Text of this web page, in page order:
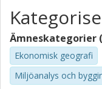
Ämneskategorier
Ekonomisk geografi
Miljöanalys och